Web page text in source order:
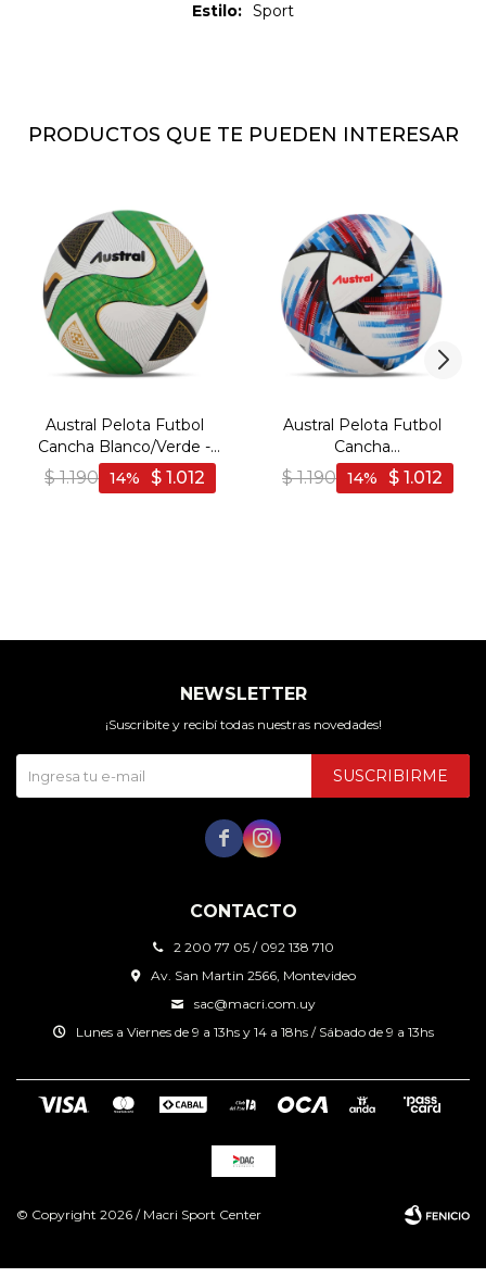
Estilo
Sport
PRODUCTOS QUE TE PUEDEN INTERESAR
Austral Pelota Futbol
Cancha Blanco/Verde -
Blanco-Verde
$ 1.190 $ 1.012
14
Austral Pelota Futbol
Cancha
Blanco/Celeste/Naranja -
Blanco-Celeste
$ 1.190 $ 1.012
14
CONTACTO
2 200 77 05 / 092 138 710
Av. San Martin 2566, Montevideo
sac@macri.com.uy
Lunes a Viernes de 9 a 13hs y 14 a 18hs / Sábado de 9 a 13hs
NEWSLETTER
¡Suscribite y recibí todas nuestras novedades!
SUSCRIBIRME
 
© Copyright 2026 / Macri Sport Center